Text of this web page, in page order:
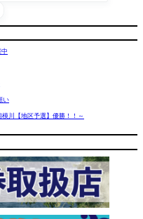
い
川【地区予選】優勝！！～